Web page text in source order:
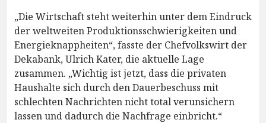
„Die Wirtschaft steht weiterhin unter dem Eindruck
der weltweiten Produktionsschwierigkeiten und
Energieknappheiten“, fasste der Chefvolkswirt der
Dekabank, Ulrich Kater, die aktuelle Lage
zusammen. „Wichtig ist jetzt, dass die privaten
Haushalte sich durch den Dauerbeschuss mit
schlechten Nachrichten nicht total verunsichern
lassen und dadurch die Nachfrage einbricht.“